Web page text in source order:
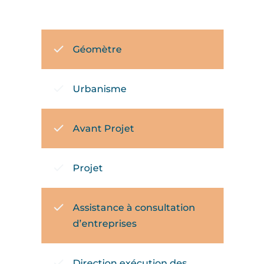
Géomètre
Urbanisme
Avant Projet
Projet
Assistance à consultation
d’entreprises